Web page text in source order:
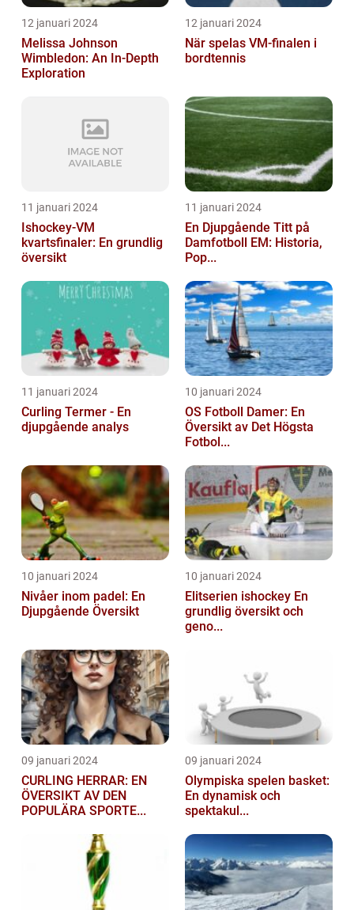
12 januari 2024
Melissa Johnson
Wimbledon: An In-Depth
Exploration
12 januari 2024
När spelas VM-finalen i
bordtennis
11 januari 2024
Ishockey-VM
kvartsfinaler: En grundlig
översikt
11 januari 2024
En Djupgående Titt på
Damfotboll EM: Historia,
Pop...
11 januari 2024
Curling Termer - En
djupgående analys
10 januari 2024
OS Fotboll Damer: En
Översikt av Det Högsta
Fotbol...
10 januari 2024
Nivåer inom padel: En
Djupgående Översikt
10 januari 2024
Elitserien ishockey En
grundlig översikt och
geno...
09 januari 2024
CURLING HERRAR: EN
ÖVERSIKT AV DEN
POPULÄRA SPORTE...
09 januari 2024
Olympiska spelen basket:
En dynamisk och
spektakul...